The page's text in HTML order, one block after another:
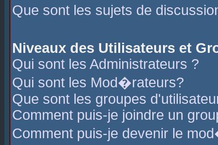
Que sont les sujets de
Niveaux des Utilisateurs et
Qui sont les Administrateurs ?
Qui sont les Mod�rateurs?
Que sont les groupes
Comment puis-je joindre un
Comment puis-je devenir le